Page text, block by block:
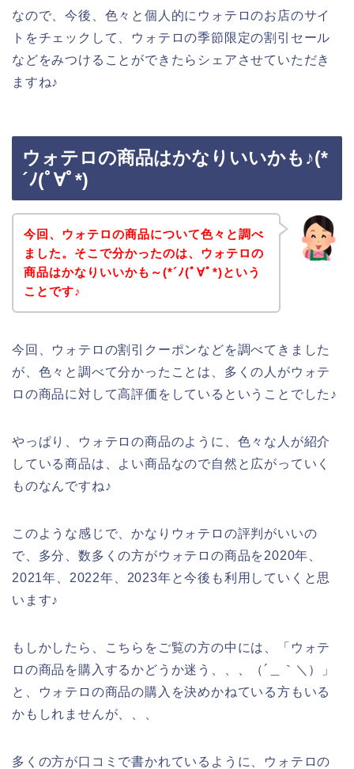
なので、今後、色々と個人的にウォテロのお店のサイ
トをチェックして、ウォテロの季節限定の割引セール
などをみつけることができたらシェアさせていただき
ますね♪
ウォテロの商品はかなりいいかも♪(*
´ﾉ(ﾟ∀ﾟ*)
今回、ウォテロの商品について色々と調べ
ました。そこで分かったのは、ウォテロの
商品はかなりいいかも～(*´ﾉ(ﾟ∀ﾟ*)という
ことです♪
今回、ウォテロの割引クーポンなどを調べてきました
が、色々と調べて分かったことは、多くの人がウォテ
ロの商品に対して高評価をしているということでした♪
やっぱり、ウォテロの商品のように、色々な人が紹介
している商品は、よい商品なので自然と広がっていく
ものなんですね♪
このような感じで、かなりウォテロの評判がいいの
で、多分、数多くの方がウォテロの商品を2020年、
2021年、2022年、2023年と今後も利用していくと思
います♪
もしかしたら、こちらをご覧の方の中には、「ウォテ
ロの商品を購入するかどうか迷う、、、（´＿｀＼）」
と、ウォテロの商品の購入を決めかねている方もいる
かもしれませんが、、、
多くの方が口コミで書かれているように、ウォテロの